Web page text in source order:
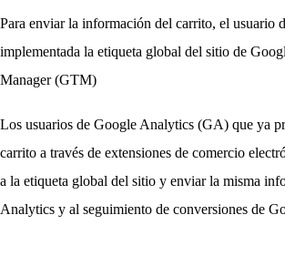
Para enviar la información del carrito, el usuario
implementada la etiqueta global del sitio de
Manager (GTM)
Los usuarios de Google Analytics (GA) que ya
carrito a través de extensiones de comercio
a la etiqueta global del sitio y enviar la misma
Analytics y al seguimiento de conversiones de